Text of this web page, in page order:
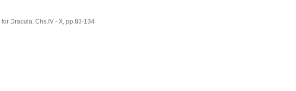
Dracula, Chs.IV - X, pp.83-134